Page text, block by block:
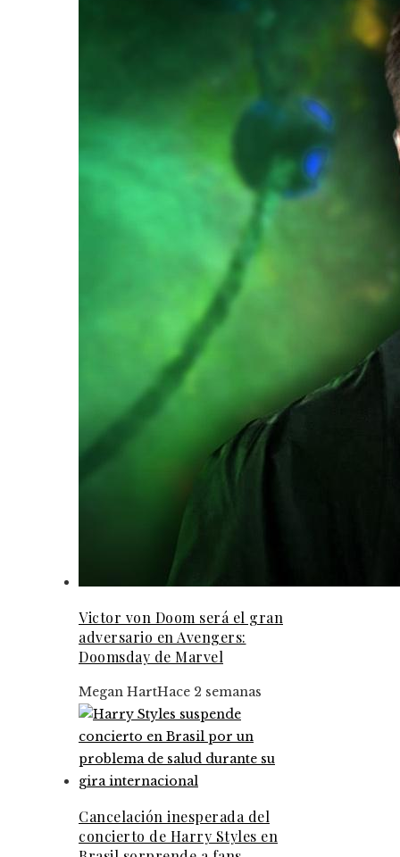
Victor von Doom será el gran
adversario en Avengers:
Doomsday de Marvel
Megan HartHace 2 semanas
Cancelación inesperada del
concierto de Harry Styles en